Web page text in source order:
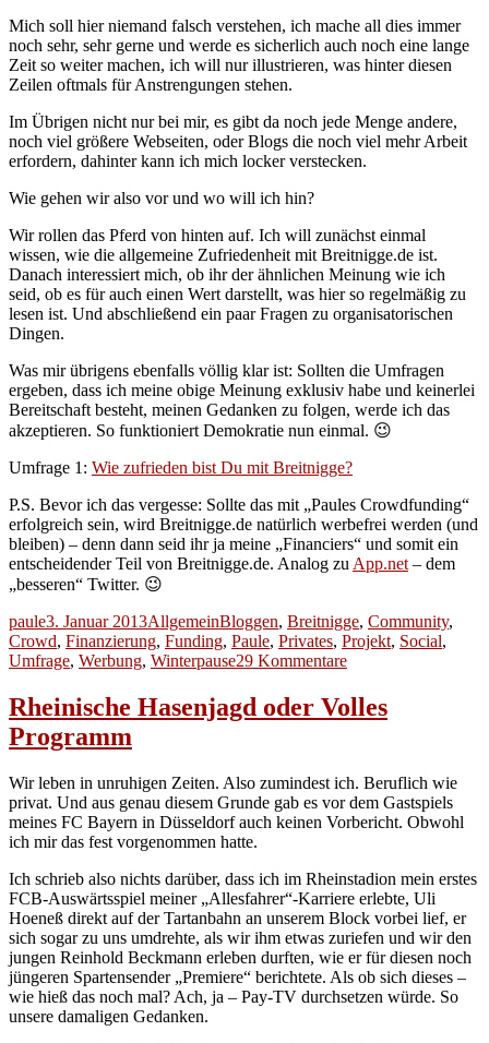
Mich soll hier niemand falsch verstehen, ich mache all dies immer
noch sehr, sehr gerne und werde es sicherlich auch noch eine lange
Zeit so weiter machen, ich will nur illustrieren, was hinter diesen
Zeilen oftmals für Anstrengungen stehen.
Im Übrigen nicht nur bei mir, es gibt da noch jede Menge andere,
noch viel größere Webseiten, oder Blogs die noch viel mehr Arbeit
erfordern, dahinter kann ich mich locker verstecken.
Wie gehen wir also vor und wo will ich hin?
Wir rollen das Pferd von hinten auf. Ich will zunächst einmal
wissen, wie die allgemeine Zufriedenheit mit Breitnigge.de ist.
Danach interessiert mich, ob ihr der ähnlichen Meinung wie ich
seid, ob es für auch einen Wert darstellt, was hier so regelmäßig zu
lesen ist. Und abschließend ein paar Fragen zu organisatorischen
Dingen.
Was mir übrigens ebenfalls völlig klar ist: Sollten die Umfragen
ergeben, dass ich meine obige Meinung exklusiv habe und keinerlei
Bereitschaft besteht, meinen Gedanken zu folgen, werde ich das
akzeptieren. So funktioniert Demokratie nun einmal. 😉
Umfrage 1: Wie zufrieden bist Du mit Breitnigge?
P.S. Bevor ich das vergesse: Sollte das mit „Paules Crowdfunding“
erfolgreich sein, wird Breitnigge.de natürlich werbefrei werden (und
bleiben) – denn dann seid ihr ja meine „Financiers“ und somit ein
entscheidender Teil von Breitnigge.de. Analog zu App.net – dem
„besseren“ Twitter. 😉
Autor
pauleVeröffentlicht
am
3. Januar 2013Kategorien
AllgemeinSchlagwörter
Bloggen, Breitnigge, Community,
Crowd, Finanzierung, Funding, Paule, Privates, Projekt, Social,
Umfrage, Werbung, Winterpause29 Kommentarezu
Crowd
oder
Rheinische Hasenjagd oder Volles
Programm
Wir leben in unruhigen Zeiten. Also zumindest ich. Beruflich wie
privat. Und aus genau diesem Grunde gab es vor dem Gastspiels
meines FC Bayern in Düsseldorf auch keinen Vorbericht. Obwohl
ich mir das fest vorgenommen hatte.
Ich schrieb also nichts darüber, dass ich im Rheinstadion mein erstes
FCB-Auswärtsspiel meiner „Allesfahrer“-Karriere erlebte, Uli
Hoeneß direkt auf der Tartanbahn an unserem Block vorbei lief, er
sich sogar zu uns umdrehte, als wir ihm etwas zuriefen und wir den
jungen Reinhold Beckmann erleben durften, wie er für diesen noch
jüngeren Spartensender „Premiere“ berichtete. Als ob sich dieses –
wie hieß das noch mal? Ach, ja – Pay-TV durchsetzen würde. So
unsere damaligen Gedanken.